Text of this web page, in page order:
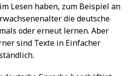
Lesen haben, zum Beispiel an
die deutsche
oder erneut lernen. Aber
sind Texte in Einfacher